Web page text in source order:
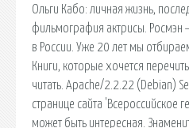
Ольги Кабо: личная жизнь,
фильмография актрисы. Росмэн
в России. Уже 20 лет мы
Книги, которые хочется
читать. Apache/2.2.22 (Debian)
странице сайта 'Всероссийское
может быть интересная.